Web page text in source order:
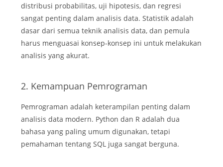
distribusi probabilitas, uji hipotesis, dan regresi
sangat penting dalam analisis data. Statistik adalah
dasar dari semua teknik analisis data, dan pemula
harus menguasai konsep-konsep ini untuk melakukan
analisis yang akurat.
2. Kemampuan Pemrograman
Pemrograman adalah keterampilan penting dalam
analisis data modern. Python dan R adalah dua
bahasa yang paling umum digunakan, tetapi
pemahaman tentang SQL juga sangat berguna.